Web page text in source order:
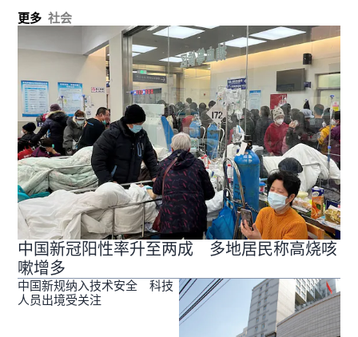
更多 社会
中国新冠阳性率升至两成 多地居民称高烧咳
嗽增多
中国新规纳入技术安全 科技
人员出境受关注